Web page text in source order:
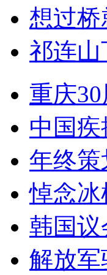
想过桥
祁连
重庆
中国
年终策
悼念冰
韩国
解放